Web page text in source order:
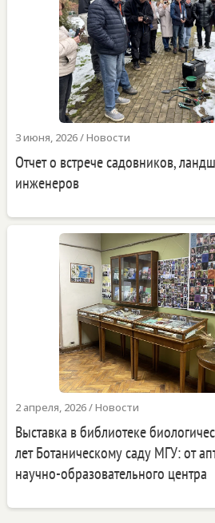
3 июня, 2026/Новости
Отчет о встрече садовников,
инженеров
2 апреля, 2026/Новости
Выставка в библиотеке
лет Ботаническому саду МГУ: от
научно-образовательного центра